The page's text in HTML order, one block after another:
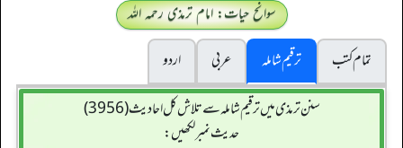
سوانح حیات: امام ترمذی رحمہ اللہ
تمام کتب
ترقیم شاملہ عربی
اردو
سنن ترمذی میں ترقیم شاملہ سے تلاش کل احادیث (3956)
حدیث نمبر لکھیں: